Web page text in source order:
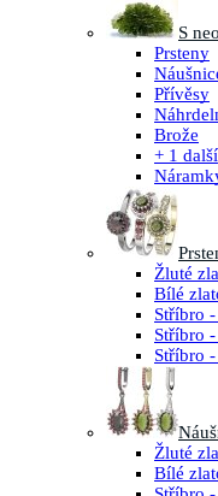
S
Prsteny
Přívěsy
Brože
+ 1 další
Žluté
Bílé
Stříbro
Stříbro
Stříbro
Žluté
Bílé